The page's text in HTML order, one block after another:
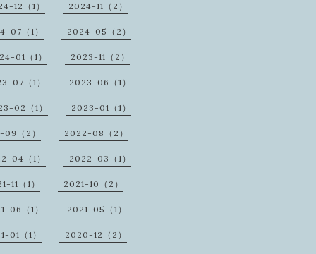
12（1） 2024-11（2）
07（1） 2024-05（2）
01（1） 2023-11（2）
07（1） 2023-06（1）
02（1） 2023-01（1）
（2） 2022-08（2）
04（1） 2022-03（1）
11（1） 2021-10（2）
06（1） 2021-05（1）
01（1） 2020-12（2）